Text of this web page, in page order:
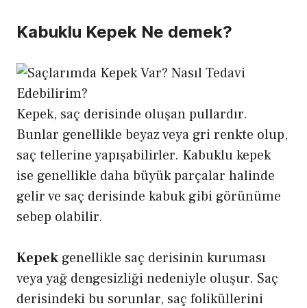
Kabuklu Kepek Ne demek?
Kepek, saç derisinde oluşan pullardır.
Bunlar genellikle beyaz veya gri renkte olup,
saç tellerine yapışabilirler. Kabuklu kepek
ise genellikle daha büyük parçalar halinde
gelir ve saç derisinde kabuk gibi görünüme
sebep olabilir.
Kepek genellikle saç derisinin kuruması
veya yağ dengesizliği nedeniyle oluşur. Saç
derisindeki bu sorunlar, saç foliküllerini